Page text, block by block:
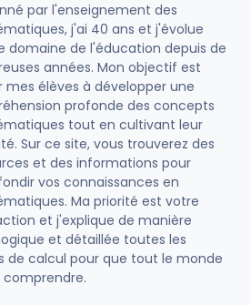
par l'enseignement des
j'ai 40 ans et j'évolue
domaine de l'éducation depuis de
années. Mon objectif est
mes élèves à développer une
profonde des concepts
tout en cultivant leur
Sur ce site, vous trouverez des
et des informations pour
vos connaissances en
Ma priorité est votre
et j'explique de manière
et détaillée toutes les
de calcul pour que tout le monde
comprendre.